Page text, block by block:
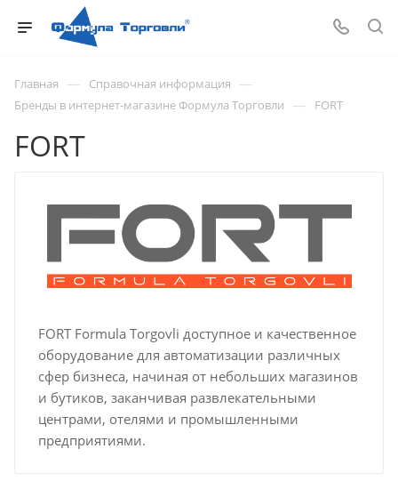
Главная — Справочная информация —
Бренды в интернет-магазине Формула Торговли — FORT
FORT
FORT Formula Torgovli доступное и качественное
оборудование для автоматизации различных
сфер бизнеса, начиная от небольших магазинов
и бутиков, заканчивая развлекательными
центрами, отелями и промышленными
предприятиями.